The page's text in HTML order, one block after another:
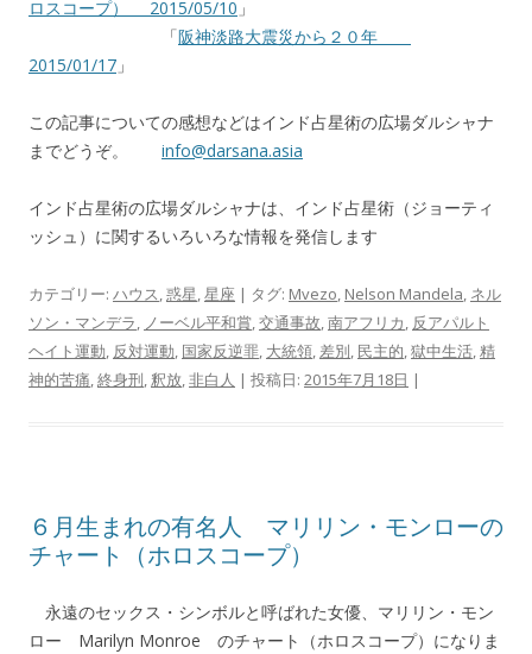
ロスコープ） 2015/05/10 」
「阪神淡路大震災から２０年
2015/01/17 」
この記事についての感想などはインド占星術の広場ダルシャナ
までどうぞ。 info@darsana.asia
インド占星術の広場ダルシャナは、インド占星術（ジョーティ
ッシュ）に関するいろいろな情報を発信します
カテゴリー: ハウス,惑星,星座 | タグ: Mvezo, Nelson Mandela, ネル
ソン・マンデラ, ノーベル平和賞,交通事故,南アフリカ, 反アパルト
ヘイト運動, 反対運動, 国家反逆罪, 大統領, 差別, 民主的,獄中生活,精
神的苦痛,終身刑,釈放,非白人 | 投稿日: 2015年7月18日 |
６月生まれの有名人 マリリン・モンローの
チャート（ホロスコープ）
永遠のセックス・シンボルと呼ばれた女優、マリリン・モン
ロー Marilyn Monroe のチャート（ホロスコープ）になりま